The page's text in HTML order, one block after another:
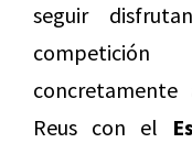
seguir
Reus con el